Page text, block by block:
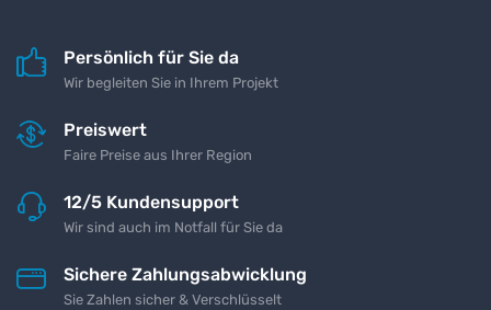
Persönlich für Sie da
Wir begleiten Sie in Ihrem Projekt
Preiswert
Faire Preise aus Ihrer Region
12/5 Kundensupport
Wir sind auch im Notfall für Sie da
Sichere Zahlungsabwicklung
Sie Zahlen sicher & Verschlüsselt